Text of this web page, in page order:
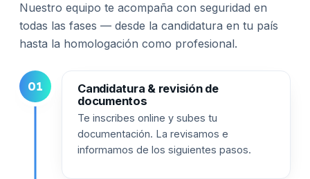
Nuestro equipo te acompaña con seguridad en
todas las fases — desde la candidatura en tu país
hasta la homologación como profesional.
01
Candidatura & revisión de
documentos
Te inscribes online y subes tu
documentación. La revisamos e
informamos de los siguientes pasos.